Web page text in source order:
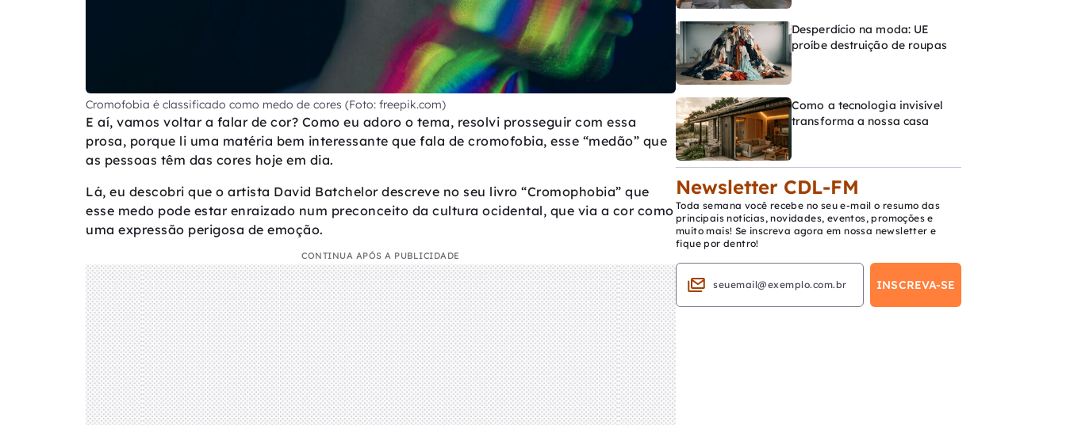
Cromofobia é classificado como medo de cores (Foto: freepik.com)
E aí, vamos voltar a falar de cor? Como eu adoro o tema, resolvi prosseguir com essa
prosa, porque li uma matéria bem interessante que fala de cromofobia, esse “medão” que
as pessoas têm das cores hoje em dia.
Lá, eu descobri que o artista David Batchelor descreve no seu livro “Cromophobia” que
esse medo pode estar enraizado num preconceito da cultura ocidental, que via a cor como
uma expressão perigosa de emoção.
CONTINUA APÓS A PUBLICIDADE
Desperdício na moda: UE
proíbe destruição de roupas
Como a tecnologia invisível
transforma a nossa casa
Newsletter CDL-FM
Toda semana você recebe no seu e-mail o resumo das
principais notícias, novidades, eventos, promoções e
muito mais! Se inscreva agora em nossa newsletter e
fique por dentro!